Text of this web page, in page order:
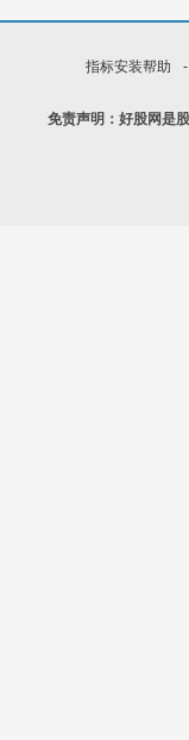
指标安装帮助 -
免责声明：好股网是